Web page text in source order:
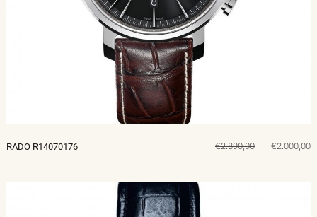
RADO R14070176 €2.890,00 €2.000,00